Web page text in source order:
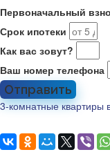
Первоначальный
Срок ипотеки
Как вас зовут?
Ваш номер телефона
Отправить
3-комнатные квартиры